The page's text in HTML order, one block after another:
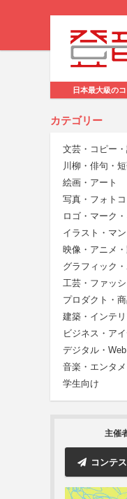
日本最大級の
カテゴリー
文芸・コピー
川柳・俳句・
絵画・アート
写真・フォト
ロゴ・マーク
イラスト・マ
映像・アニメ
グラフィック
工芸・ファッ
プロダクト・
建築・インテ
ビジネス・ア
デジタル・
音楽・エンタ
学生向け
主催
コンテ